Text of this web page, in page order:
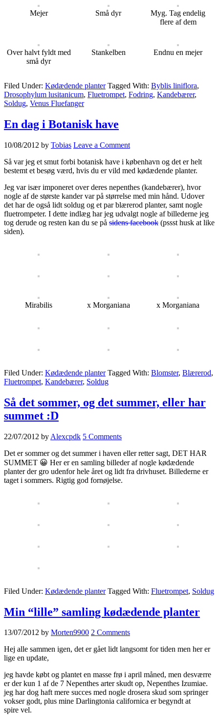
Mejer Små dyr
Myg. Tag endelig
flere af dem
Over halvt fyldt med
små dyr
Stankelben Endnu en mejer
Filed Under: Kødædende planter Tagged With: Byblis liniflora,
Drosophylum lusitanicum, Fluetrompet, Fodring, Kandebærer,
Soldug, Venus Fluefanger
En dag i Botanisk have
10/08/2012 by Tobias Leave a Comment
Så var jeg et smut forbi botanisk have i københavn og det er helt
bestemt et besøg værd, hvis du er vild med kødædende planter.
Jeg var især imponeret over deres nepenthes (kandebærer), hvor
nogle af de største kander var på størrelse med min hånd. Udover
det har de også lidt soldug og et par blærerod planter, samt nogle
fluetrompeter. I dette indlæg har jeg udvalgt nogle af billederne jeg
tog derude og resten kan du se på sidens facebook (pssst husk at like
siden).
Mirabilis x Morganiana x Morganiana
Filed Under: Kødædende planter Tagged With: Blomster, Blærerod,
Fluetrompet, Kandebærer, Soldug
Så det sommer, og det summer, eller har
summet :D
22/07/2012 by Alexcpdk 5 Comments
Det er sommer og det summer i haven eller retter sagt, DET HAR
SUMMET 😀 Her er en samling billeder af nogle kødædende
planter der gro udenfor hele året og lidt fra drivhuset. Billederne er
taget i sommers. Rigtig god fornøjelse.
Filed Under: Kødædende planter Tagged With: Fluetrompet, Soldug
Min “lille” samling kødædende planter
13/07/2012 by Morten9900 2 Comments
Hej alle sammen igen, det er gået lidt langsomt for tiden men her er
lige en update,
jeg havde købt og plantet en masse frø i april måned, men desværre
er der kun 1 af de 7 Nepenthes arter skudt op, Nepenthes Izumiae.
jeg har dog haft mere succes med nogle drosera skud som springer
vokser godt, plus mine Darlingtonia californica er begyndt at
spire vel.